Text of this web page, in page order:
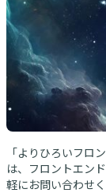
「よりひろいフロ
は、フロントエン
軽にお問い合わせく